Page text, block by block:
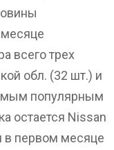
всего трех
обл. (32 шт.) и
популярным
остается Nissan
в первом месяце